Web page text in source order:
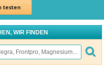
testen
WIR FINDEN